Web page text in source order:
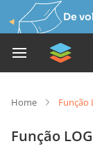
De
Home Função
Função